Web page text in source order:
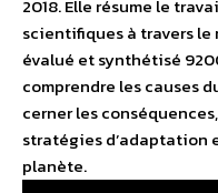
2018. Elle résume le
scientifiques à travers le
évalué et synthétisé
comprendre les causes
cerner les
stratégies d’adaptation
planète.